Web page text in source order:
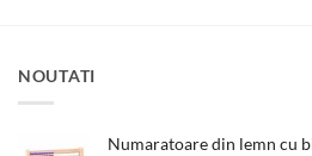
NOUTATI
Numaratoare din lemn cu